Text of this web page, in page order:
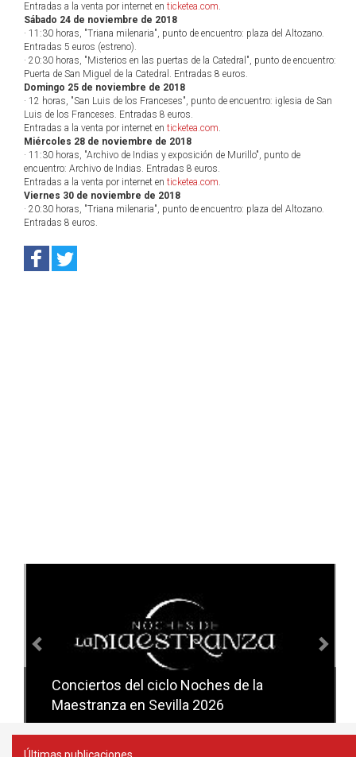
Entradas a la venta por internet en ticketea.com.
Sábado 24 de noviembre de 2018
· 11:30 horas, "Triana milenaria", punto de encuentro: plaza del Altozano.
Entradas 5 euros (estreno).
· 20:30 horas, "Misterios en las puertas de la Catedral", punto de encuentro:
Puerta de San Miguel de la Catedral. Entradas 8 euros.
Domingo 25 de noviembre de 2018
· 12 horas, "San Luis de los Franceses", punto de encuentro: iglesia de San
Luis de los Franceses. Entradas 8 euros.
Entradas a la venta por internet en ticketea.com.
Miércoles 28 de noviembre de 2018
· 11:30 horas, "Archivo de Indias y exposición de Murillo", punto de
encuentro: Archivo de Indias. Entradas 8 euros.
Entradas a la venta por internet en ticketea.com.
Viernes 30 de noviembre de 2018
· 20:30 horas, "Triana milenaria", punto de encuentro: plaza del Altozano.
Entradas 8 euros.
Conciertos del ciclo Candlelight en
Sevilla